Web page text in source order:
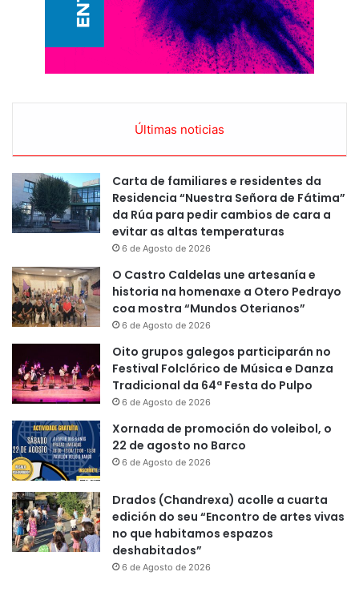
Últimas noticias
Carta de familiares e residentes da
Residencia “Nuestra Señora de Fátima”
da Rúa para pedir cambios de cara a
evitar as altas temperaturas
6 de Agosto de 2026
O Castro Caldelas une artesanía e
historia na homenaxe a Otero Pedrayo
coa mostra “Mundos Oterianos”
6 de Agosto de 2026
Oito grupos galegos participarán no
Festival Folclórico de Música e Danza
Tradicional da 64ª Festa do Pulpo
6 de Agosto de 2026
Xornada de promoción do voleibol, o
22 de agosto no Barco
6 de Agosto de 2026
Drados (Chandrexa) acolle a cuarta
edición do seu “Encontro de artes vivas
no que habitamos espazos
deshabitados”
6 de Agosto de 2026